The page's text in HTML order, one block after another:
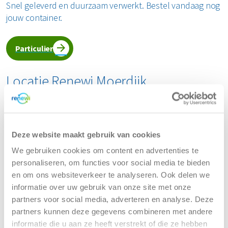
Deze website maakt gebruik van cookies
We gebruiken cookies om content en advertenties te
personaliseren, om functies voor social media te bieden
en om ons websiteverkeer te analyseren. Ook delen we
informatie over uw gebruik van onze site met onze
partners voor social media, adverteren en analyse. Deze
partners kunnen deze gegevens combineren met andere
informatie die u aan ze heeft verstrekt of die ze hebben
Snel geleverd en duurzaam verwerkt. Bestel vandaag nog
jouw container.
Particulier
Locatie Renewi Moerdijk
Middenweg 24
4782 PM Moerdijk
Tel:088 7003700
(Bereikbaar tijdens kantooruren)